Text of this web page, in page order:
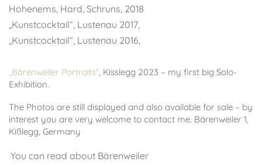
Hohenems, Hard, Schruns, 2018
„Kunstcocktail“, Lustenau 2017,
„Kunstcocktail“, Lustenau 2016,
„Bärenweiler Portraits“, Kisslegg 2023 – my first big Solo-
Exhibition.
The Photos are still displayed and also available for sale – by
interest you are very welcome to contact me. Bärenweiler 1,
Kißlegg, Germany
You can read about Bärenweiler